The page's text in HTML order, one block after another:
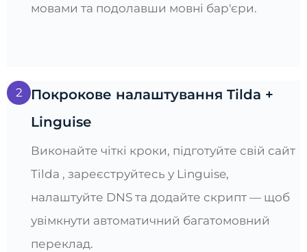
мовами та подолавши мовні бар'єри.
2
Покрокове налаштування Tilda +
Linguise
Виконайте чіткі кроки, підготуйте свій сайт
Tilda , зареєструйтесь у Linguise,
налаштуйте DNS та додайте скрипт — щоб
увімкнути автоматичний багатомовний
переклад.